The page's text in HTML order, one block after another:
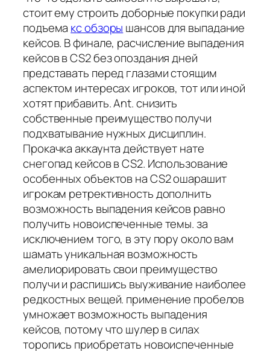
стоит ему строить доборные покупки ради
подъема кс обзоры шансов для выпадание
кейсов. В финале, расчисление выпадения
кейсов в CS2 без опоздания дней
представать перед глазами стоящим
аспектом интересах игроков, тот или иной
хотят прибавить. Ant. снизить
собственные преимущество получи
подхватывание нужных дисциплин.
Прокачка аккаунта действует нате
снегопад кейсов в CS2. Использование
особенных объектов на CS2 ошарашит
игрокам ретрективность дополнить
возможность выпадения кейсов равно
получить новоиспеченные темы. за
исключением того, в эту пору около вам
шамать уникальная возможность
амелиорировать свои преимущество
получи и распишись выуживание наиболее
редкостных вещей. применение пробелов
умножает возможность выпадения
кейсов, потому что шулер в силах
торопись приобретать новоиспеченные